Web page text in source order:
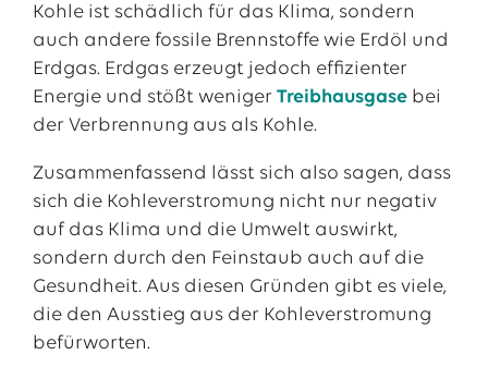
Kohle ist schädlich für das Klima, sondern
auch andere fossile Brennstoffe wie Erdöl und
Erdgas. Erdgas erzeugt jedoch effizienter
Energie und stößt weniger Treibhausgase bei
der Verbrennung aus als Kohle.
Zusammenfassend lässt sich also sagen, dass
sich die Kohleverstromung nicht nur negativ
auf das Klima und die Umwelt auswirkt,
sondern durch den Feinstaub auch auf die
Gesundheit. Aus diesen Gründen gibt es viele,
die den Ausstieg aus der Kohleverstromung
befürworten.